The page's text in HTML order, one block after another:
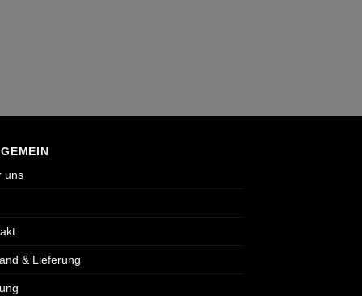
uns
& Lieferung